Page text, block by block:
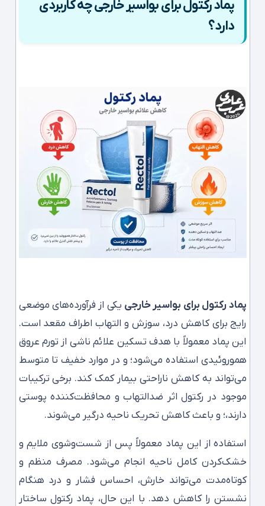
پماد رکتول برای بواسیر خارجی چه کاربردی
دارد؟
پماد رکتول برای بواسیر خارجی یکی از فرآورده‌های موضعی
رایج برای کاهش درد، سوزش و التهاب اطراف مقعد است.
این پماد معمولاً با هدف تسکین علائم ناشی از تورم عروق
هموروئیدی استفاده می‌شود؛ و در موارد خفیف تا متوسط
می‌تواند به کاهش ناراحتی بیمار کمک کند. برخی ترکیبات
موجود در رکتول اثر ضدالتهاب و محافظت‌کننده پوستی
دارند،؛ و باعث کاهش تحریک ناحیه درگیر می‌شوند.
استفاده از این پماد معمولاً پس از شست‌وشوی ملایم و
خشک‌کردن کامل ناحیه انجام می‌شود. مصرف منظم و
کوتاه‌مدت می‌تواند خارش، احساس فشار و درد هنگام
نشستن را کاهش دهد. با این حال، پماد رکتول ساختار